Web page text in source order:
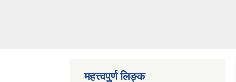
महत्त्वपुर्ण लिङ्क